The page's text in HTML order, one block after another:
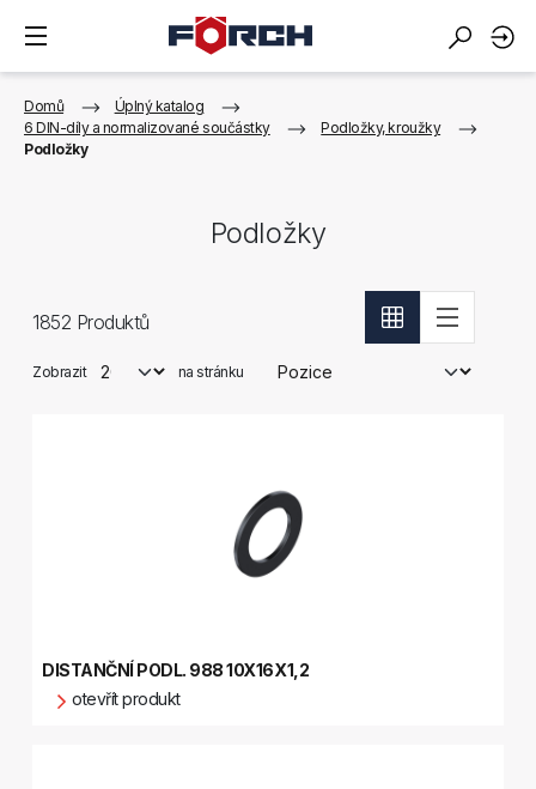
Domů
Úplný katalog
6 DIN-díly a normalizované součástky
Podložky, kroužky
Podložky
Podložky
1852 Produktů
Zobrazit na stránku
DISTANČNÍ PODL. 988 10X16X1,2
otevřít produkt